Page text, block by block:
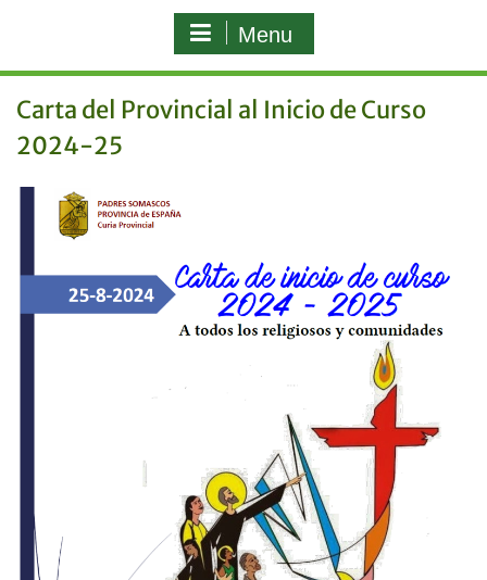
Menu
Carta del Provincial al Inicio de Curso
2024-25